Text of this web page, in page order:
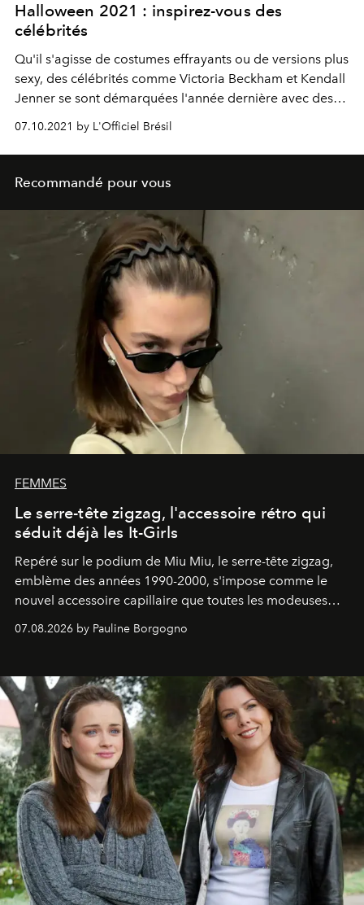
Halloween 2021 : inspirez-vous des
célébrités
Qu'il s'agisse de costumes effrayants ou de versions plus
sexy, des célébrités comme Victoria Beckham et Kendall
Jenner se sont démarquées l'année dernière avec des
looks audacieux. De quoi vous inspirer pour Halloween
07.10.2021 by L'Officiel Brésil
Recommandé pour vous
FEMMES
Le serre-tête zigzag, l'accessoire rétro qui
séduit déjà les It-Girls
Repéré sur le podium de Miu Miu, le serre-tête zigzag,
emblème des années 1990-2000, s'impose comme le
nouvel accessoire capillaire que toutes les modeuses
s'arrachent déjà.
07.08.2026 by Pauline Borgogno